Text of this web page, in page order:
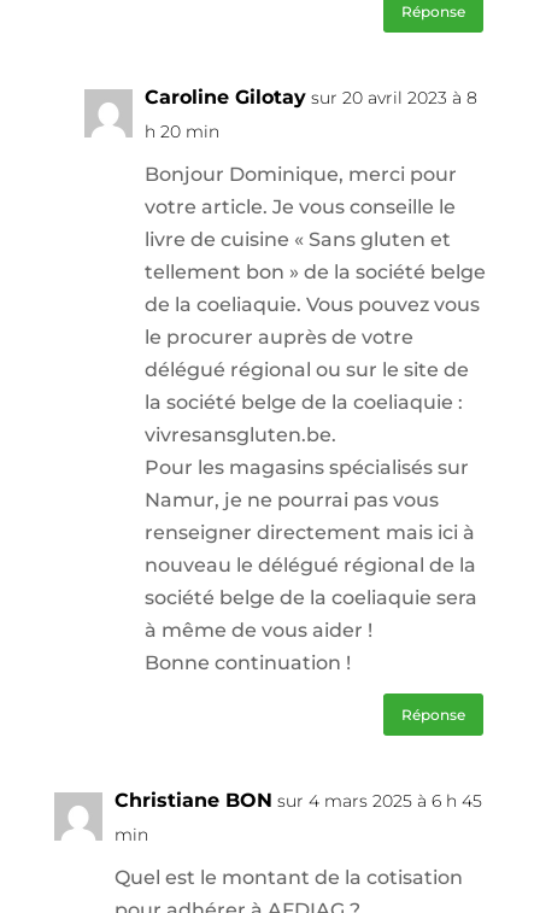
Réponse
Caroline Gilotay sur 20 avril 2023 à 8
h 20 min
Bonjour Dominique, merci pour
votre article. Je vous conseille le
livre de cuisine « Sans gluten et
tellement bon » de la société belge
de la coeliaquie. Vous pouvez vous
le procurer auprès de votre
délégué régional ou sur le site de
la société belge de la coeliaquie :
vivresansgluten.be.
Pour les magasins spécialisés sur
Namur, je ne pourrai pas vous
renseigner directement mais ici à
nouveau le délégué régional de la
société belge de la coeliaquie sera
à même de vous aider !
Bonne continuation !
Réponse
Christiane BON sur 4 mars 2025 à 6 h 45
min
Quel est le montant de la cotisation